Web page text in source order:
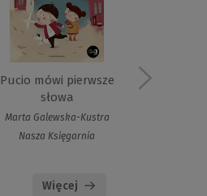
Pucio mówi pierwsze
słowa
Marta Galewska-Kustra
Nasza Księgarnia
Więcej